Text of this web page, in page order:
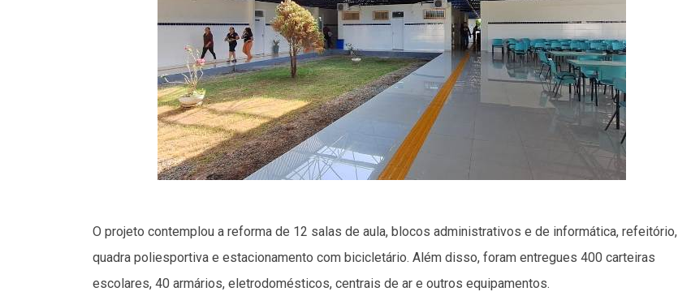
O projeto contemplou a reforma de 12 salas de aula, blocos administrativos e de informática, refeitório,
quadra poliesportiva e estacionamento com bicicletário. Além disso, foram entregues 400 carteiras
escolares, 40 armários, eletrodomésticos, centrais de ar e outros equipamentos.